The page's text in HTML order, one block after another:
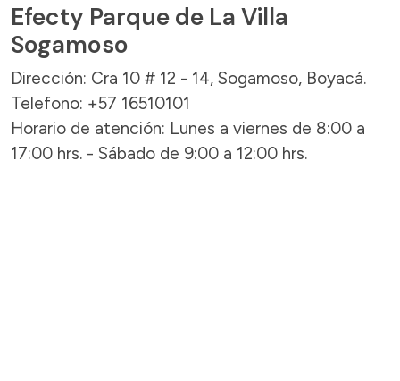
Efecty Parque de La Villa
Sogamoso
Dirección: Cra 10 # 12 - 14, Sogamoso, Boyacá.
Telefono: +57 16510101
Horario de atención: Lunes a viernes de 8:00 a
17:00 hrs. - Sábado de 9:00 a 12:00 hrs.